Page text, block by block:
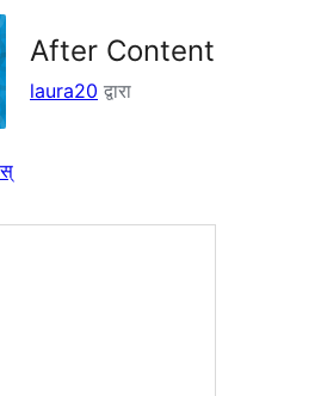
After Content
laura20 द्वारा